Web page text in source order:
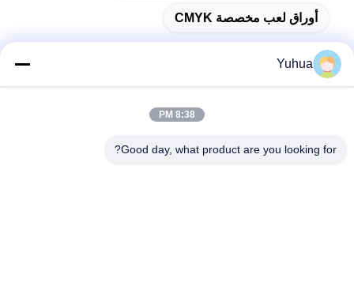
أوراق لعب مخصصة CMYK
العنوان
Yuhua
8:38 PM
Good day, what product are you looking for?